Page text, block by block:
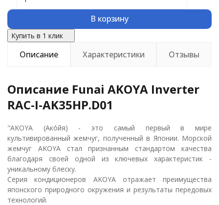
В корзину
Купить в 1 клик
Описание Характеристики Отзывы
Описание Funai AKOYA Inverter
RAC-I-AK35HP.D01
"AKOYA (Ако́йя) - это самый первый в мире
культивированный жемчуг, полученный в Японии. Морской
жемчуг AKOYA стал признанным стандартом качества
благодаря своей одной из ключевых характеристик -
уникальному блеску.
Серия кондиционеров AKOYA отражает преимущества
японского природного окружения и результаты передовых
технологий.